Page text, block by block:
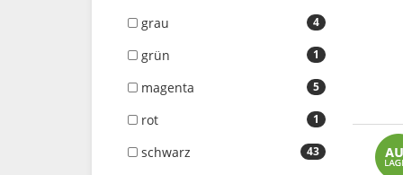
4
grau
1
grün
5
magenta
1
rot
43
schwarz